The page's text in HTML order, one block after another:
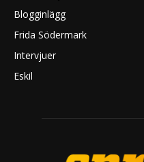
Blogginlägg
Frida Södermark
Intervjuer
Eskil